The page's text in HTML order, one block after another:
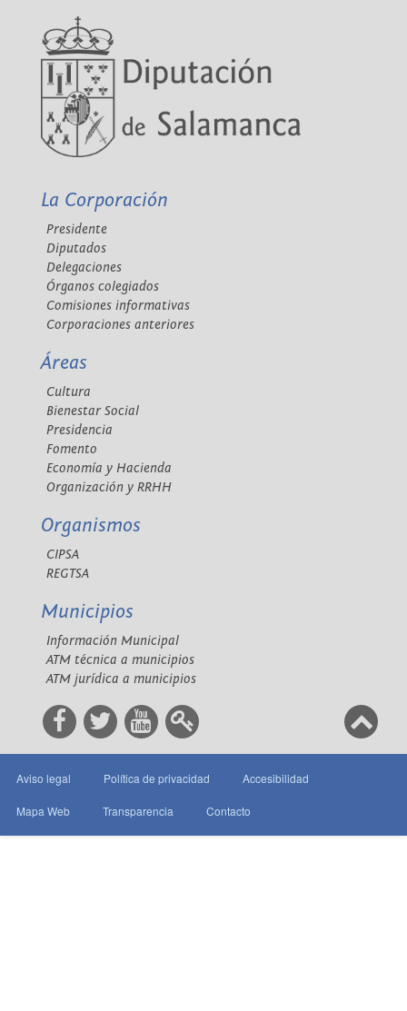
La Corporación
Presidente
Diputados
Delegaciones
Órganos colegiados
Comisiones informativas
Corporaciones anteriores
Áreas
Cultura
Bienestar Social
Presidencia
Fomento
Economía y Hacienda
Organización y RRHH
Organismos
CIPSA
REGTSA
Municipios
Información Municipal
ATM técnica a municipios
ATM jurídica a municipios
Aviso legal Política de privacidad Accesibilidad
Mapa Web Transparencia Contacto